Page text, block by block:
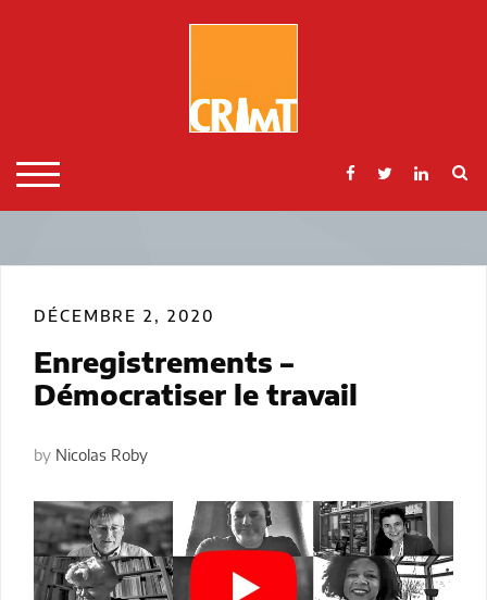
TOGGLE MOBILE MENU
DÉCEMBRE 2, 2020
Enregistrements –
Démocratiser le travail
by Nicolas Roby